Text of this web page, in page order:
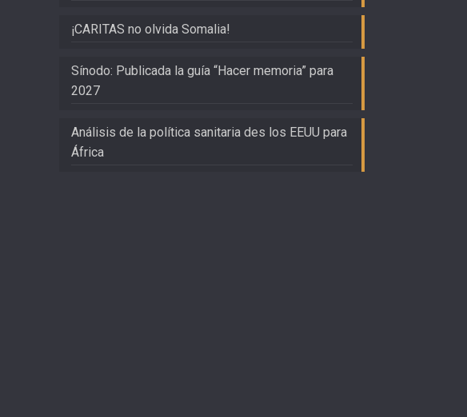
¡CARITAS no olvida Somalia!
Sínodo: Publicada la guía “Hacer memoria” para
2027
Análisis de la política sanitaria des los EEUU para
África